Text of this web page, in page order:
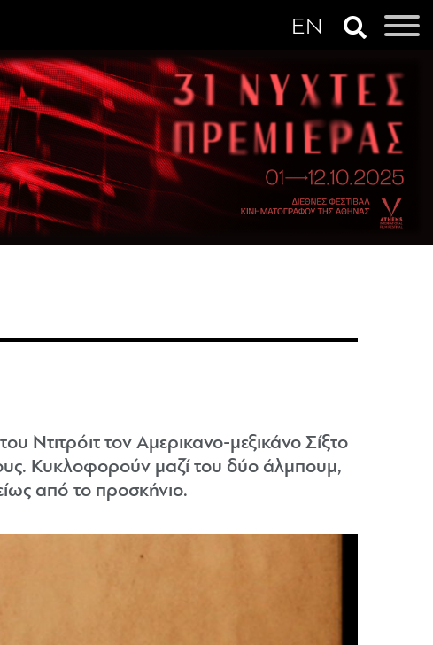
Ντιτρόιτ τον Αμερικανο-μεξικάνο Σίξτο
Κυκλοφορούν μαζί του δύο άλμπουμ,
από το προσκήνιο.